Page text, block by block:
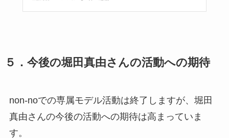
５．今後の堀田真由さんの活動への期待
non-noでの専属モデル活動は終了しますが、堀田
真由さんの今後の活動への期待は高まっていま
す。